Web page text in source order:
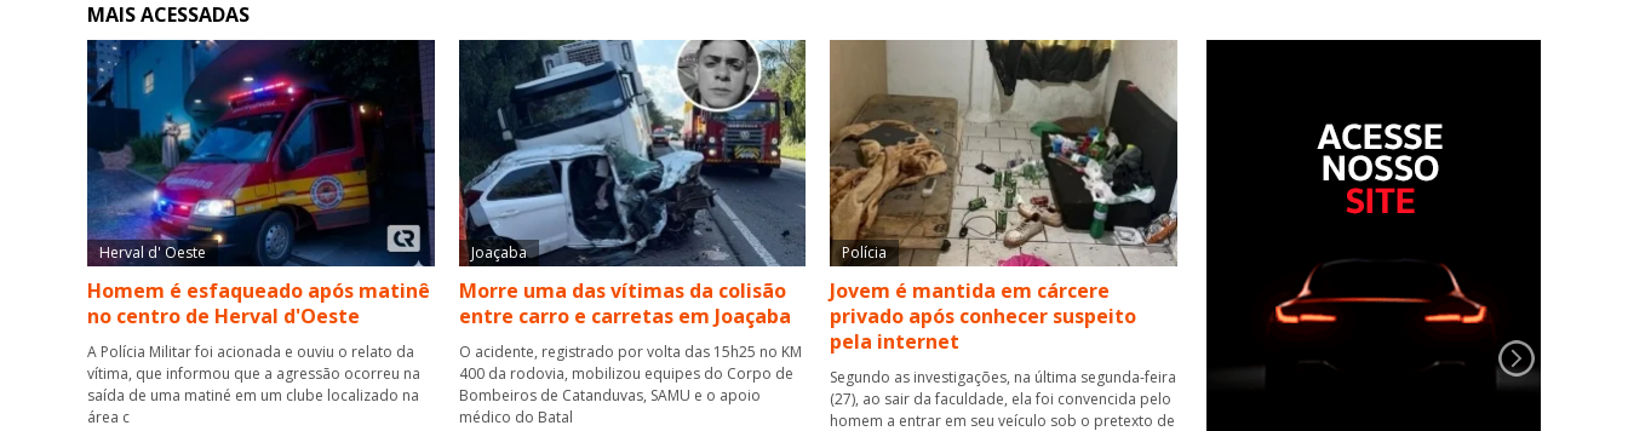
MAIS ACESSADAS
Herval d' Oeste
Homem é esfaqueado após matinê
no centro de Herval d'Oeste
A Polícia Militar foi acionada e ouviu o relato da
vítima, que informou que a agressão ocorreu na
saída de uma matiné em um clube localizado na
área c
Joaçaba
Morre uma das vítimas da colisão
entre carro e carretas em Joaçaba
O acidente, registrado por volta das 15h25 no KM
400 da rodovia, mobilizou equipes do Corpo de
Bombeiros de Catanduvas, SAMU e o apoio
médico do Batal
Polícia
Jovem é mantida em cárcere
privado após conhecer suspeito
pela internet
Segundo as investigações, na última segunda-feira
(27), ao sair da faculdade, ela foi convencida pelo
homem a entrar em seu veículo sob o pretexto de